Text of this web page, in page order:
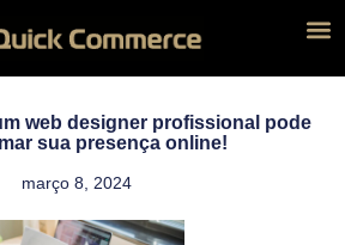
web designer profissional pode
sua presença online!
março 8, 2024